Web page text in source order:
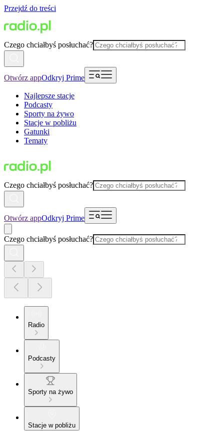
Przejdź do treści
Czego chciałbyś posłuchać?
Otwórz appOdkryj Prime
Najlepsze stacje
Podcasty
Sporty na żywo
Stacje w pobliżu
Gatunki
Tematy
Czego chciałbyś posłuchać?
Otwórz appOdkryj Prime
Czego chciałbyś posłuchać?
Radio
Podcasty
Sporty na żywo
Stacje w pobliżu